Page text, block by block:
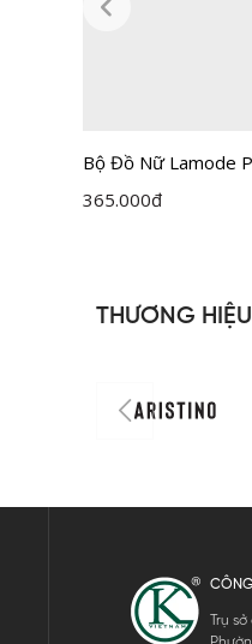
Bộ Đồ Nữ Lamode
quần dài áo cộc
365.000đ
THƯƠNG
Trụ